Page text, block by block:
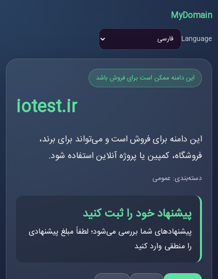
MyDomain
Language
این دامنه ممکن است برای فروش باشد
iotest.ir
این دامنه برای فروش است و می‌تواند برای برند،
فروشگاه، کمپین یا پروژه آنلاین استفاده شود.
دسته‌بندی: عمومی
پیشنهاد خود را ثبت کنید
پیشنهادهای شما بررسی می‌شود؛ لطفاً مبلغ پیشنهادی
را منطقی وارد کنید